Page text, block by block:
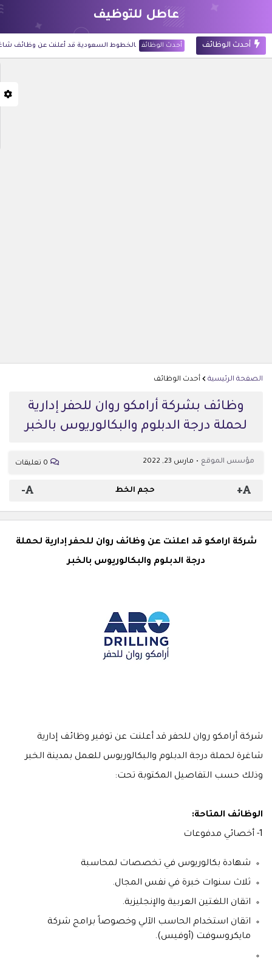
عاطل للتوظيف
أحدث الوظائف الخطوط السعودية قد أعلنت عن وظائف شاغرة أحدث الوظائف
الصفحة الرئيسية أحدث الوظائف
وظائف بشركة أرامكو روان للحفر إدارية
لحملة درجة الدبلوم والبكالوريوس بالخبر
مؤسس الموقع مارس 23, 2022 0 تعليقات
+ حجم الخط -
شركة ارامكو قد اعلنت عن وظائف روان للحفر إدارية لحملة
درجة الدبلوم والبكالوريوس بالخبر
شركة أرامكو روان للحفر قد أعلنت عن توفير وظائف إدارية
شاغرة لحملة درجة الدبلوم والبكالوريوس للعمل بمدينة الخبر
وذلك حسب التفاصيل المكتوبة تحت:
الوظائف المتاحة:
1- أخصائي مدفوعات
شهادة بكالوريوس في تخصصات لمحاسبة
ثلاث سنوات خبرة في نفس المجال.
اتقان اللغتين العربية والإنجليزية.
اتقان استخدام الحاسب الآلي وخصوصاً برامج شركة
مايكروسوفت (أوفيس).